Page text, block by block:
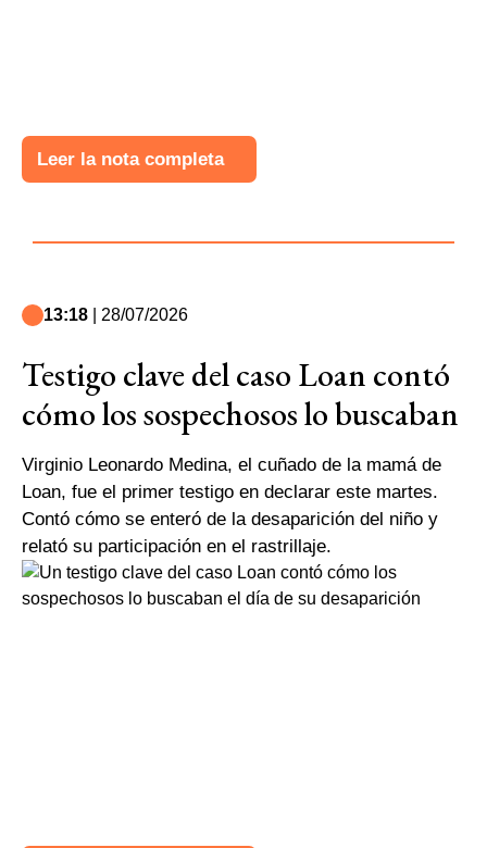
Leer la nota completa
13:18 | 28/07/2026
Testigo clave del caso Loan contó
cómo los sospechosos lo buscaban
Virginio Leonardo Medina, el cuñado de la mamá de
Loan, fue el primer testigo en declarar este martes.
Contó cómo se enteró de la desaparición del niño y
relató su participación en el rastrillaje.